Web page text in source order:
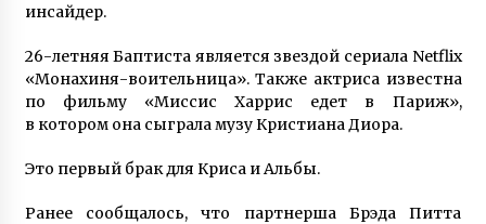
инсайдер.
26-летняя Баптиста является звездой сериала Netflix
«Монахиня-воительница». Также актриса известна
по фильму «Миссис Харрис едет в Париж»,
в котором она сыграла музу Кристиана Диора.
Это первый брак для Криса и Альбы.
Ранее сообщалось, что партнерша Брэда Питта